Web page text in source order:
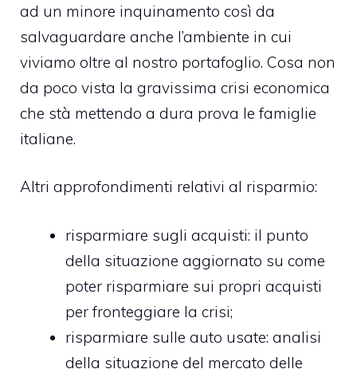
ad un minore inquinamento così da
salvaguardare anche l’ambiente in cui
viviamo oltre al nostro portafoglio. Cosa non
da poco vista la gravissima crisi economica
che stà mettendo a dura prova le famiglie
italiane.
Altri approfondimenti relativi al risparmio:
risparmiare sugli acquisti: il punto
della situazione aggiornato su come
poter risparmiare sui propri acquisti
per fronteggiare la crisi;
risparmiare sulle auto usate: analisi
della situazione del mercato delle